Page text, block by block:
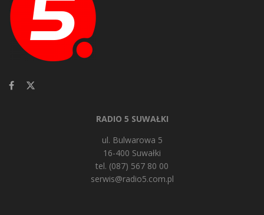
RADIO 5 SUWAŁKI
ul. Bulwarowa 5
16-400 Suwałki
tel. (087) 567 80 00
serwis@radio5.com.pl